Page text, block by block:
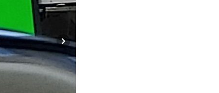
Next slide